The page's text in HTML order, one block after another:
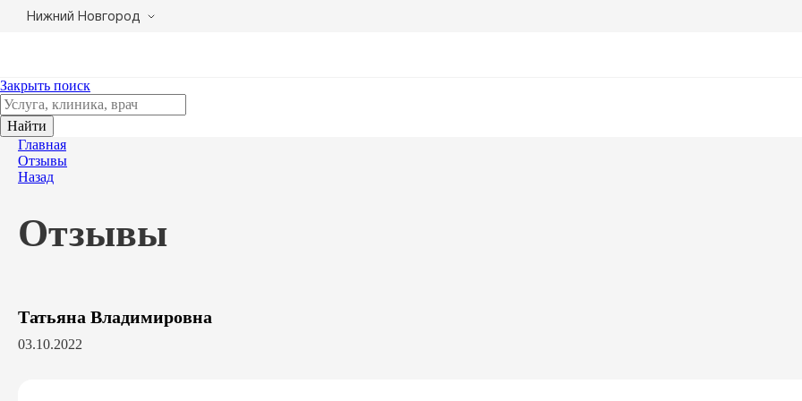
Нижний Новгород
Закрыть поиск
Найти
Главная
Отзывы
Назад
Отзывы
Татьяна Владимировна
03.10.2022